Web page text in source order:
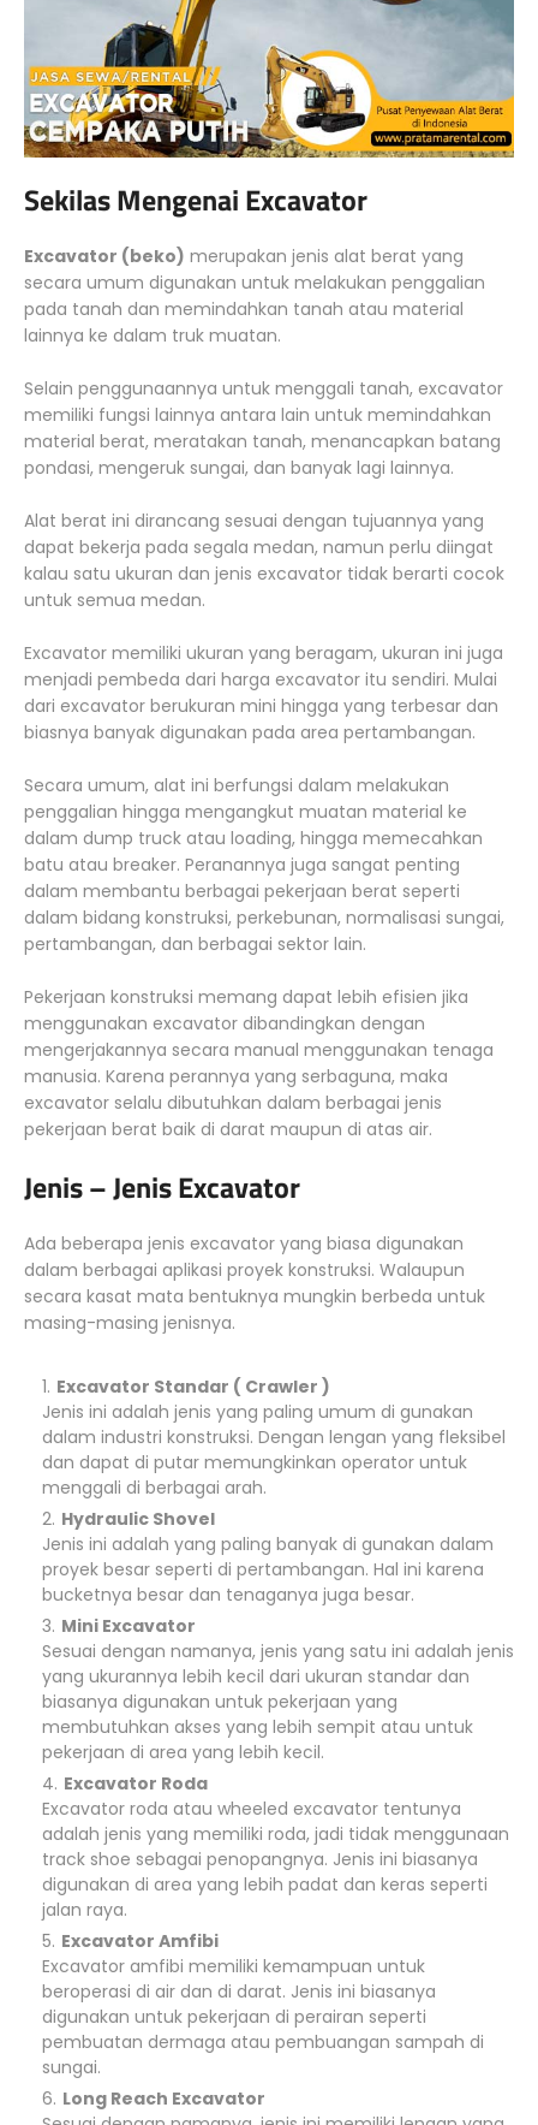
Sekilas Mengenai Excavator
Excavator (beko) merupakan jenis alat berat yang
secara umum digunakan untuk melakukan penggalian
pada tanah dan memindahkan tanah atau material
lainnya ke dalam truk muatan.
Selain penggunaannya untuk menggali tanah, excavator
memiliki fungsi lainnya antara lain untuk memindahkan
material berat, meratakan tanah, menancapkan batang
pondasi, mengeruk sungai, dan banyak lagi lainnya.
Alat berat ini dirancang sesuai dengan tujuannya yang
dapat bekerja pada segala medan, namun perlu diingat
kalau satu ukuran dan jenis excavator tidak berarti cocok
untuk semua medan.
Excavator memiliki ukuran yang beragam, ukuran ini juga
menjadi pembeda dari harga excavator itu sendiri. Mulai
dari excavator berukuran mini hingga yang terbesar dan
biasnya banyak digunakan pada area pertambangan.
Secara umum, alat ini berfungsi dalam melakukan
penggalian hingga mengangkut muatan material ke
dalam dump truck atau loading, hingga memecahkan
batu atau breaker. Peranannya juga sangat penting
dalam membantu berbagai pekerjaan berat seperti
dalam bidang konstruksi, perkebunan, normalisasi sungai,
pertambangan, dan berbagai sektor lain.
Pekerjaan konstruksi memang dapat lebih efisien jika
menggunakan excavator dibandingkan dengan
mengerjakannya secara manual menggunakan tenaga
manusia. Karena perannya yang serbaguna, maka
excavator selalu dibutuhkan dalam berbagai jenis
pekerjaan berat baik di darat maupun di atas air.
Jenis – Jenis Excavator
Ada beberapa jenis excavator yang biasa digunakan
dalam berbagai aplikasi proyek konstruksi. Walaupun
secara kasat mata bentuknya mungkin berbeda untuk
masing-masing jenisnya.
Excavator Standar ( Crawler )
Jenis ini adalah jenis yang paling umum di gunakan
dalam industri konstruksi. Dengan lengan yang fleksibel
dan dapat di putar memungkinkan operator untuk
menggali di berbagai arah.
Hydraulic Shovel
Jenis ini adalah yang paling banyak di gunakan dalam
proyek besar seperti di pertambangan. Hal ini karena
bucketnya besar dan tenaganya juga besar.
Mini Excavator
Sesuai dengan namanya, jenis yang satu ini adalah jenis
yang ukurannya lebih kecil dari ukuran standar dan
biasanya digunakan untuk pekerjaan yang
membutuhkan akses yang lebih sempit atau untuk
pekerjaan di area yang lebih kecil.
Excavator Roda
Excavator roda atau wheeled excavator tentunya
adalah jenis yang memiliki roda, jadi tidak menggunaan
track shoe sebagai penopangnya. Jenis ini biasanya
digunakan di area yang lebih padat dan keras seperti
jalan raya.
Excavator Amfibi
Excavator amfibi memiliki kemampuan untuk
beroperasi di air dan di darat. Jenis ini biasanya
digunakan untuk pekerjaan di perairan seperti
pembuatan dermaga atau pembuangan sampah di
sungai.
Long Reach Excavator